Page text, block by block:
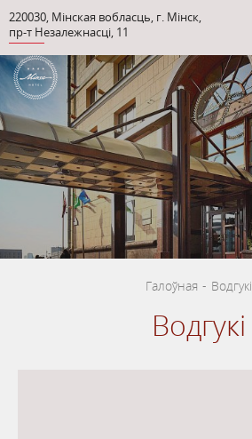
220030, Мінская вобласць, г. Мінск,
пр-т Незалежнасці, 11
Галоўная - Водгукі
Водгукі